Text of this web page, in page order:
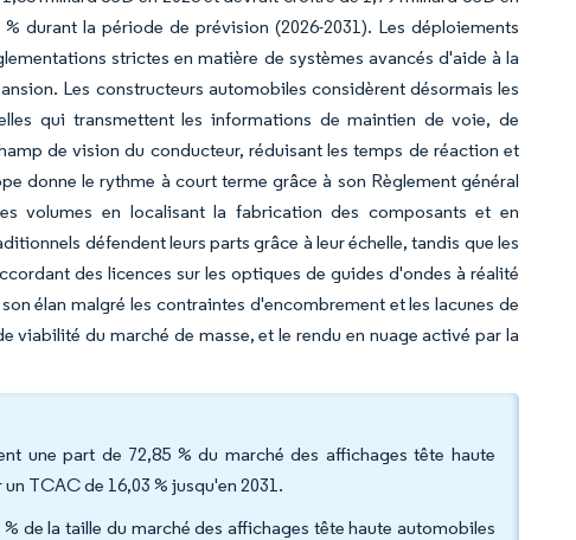
durant la période de prévision (2026-2031). Les déploiements
strictes en matière de systèmes avancés d'aide à la
Les constructeurs automobiles considèrent désormais les
qui transmettent les informations de maintien de voie, de
de vision du conducteur, réduisant les temps de réaction et
donne le rythme à court terme grâce à son Règlement général
volumes en localisant la fabrication des composants et en
défendent leurs parts grâce à leur échelle, tandis que les
des licences sur les optiques de guides d'ondes à réalité
élan malgré les contraintes d'encombrement et les lacunes de
viabilité du marché de masse, et le rendu en nuage activé par la
une part de 72,85 % du marché des affichages tête haute
TCAC de 16,03 % jusqu'en 2031.
de la taille du marché des affichages tête haute automobiles